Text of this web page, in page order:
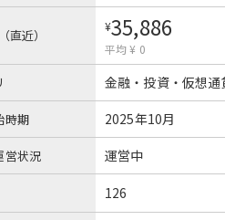
直近）
¥35,886
平均 ¥ 0
金融・投資・仮想通
時期 2025年10月
営状況 運営中
126